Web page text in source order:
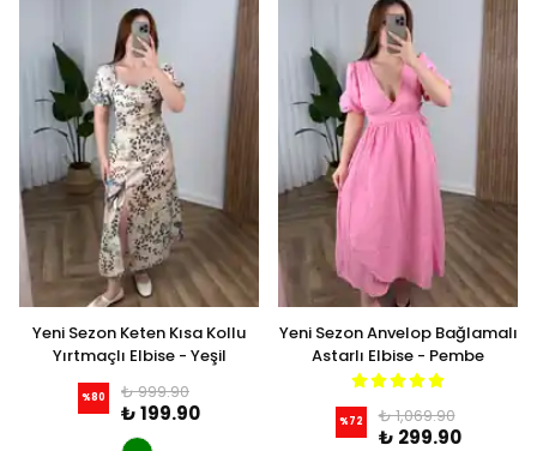
Yeni Sezon Keten Kısa Kollu
Yırtmaçlı Elbise - Yeşil
%80 ₺ 999.90
₺ 199.90
Yeni Sezon Anvelop Bağlamalı
Astarlı Elbise - Pembe
%72 ₺ 1,069.90
₺ 299.90